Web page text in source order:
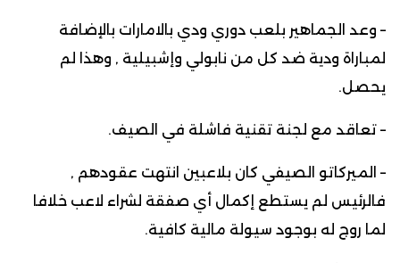
– وعد الجماهير بلعب دوري ودي بالامارات بالإضافة
لمباراة ودية ضد كل من نابولي وإشبيلية , وهذا لم
يحصل.
– تعاقد مع لجنة تقنية فاشلة في الصيف.
– الميركاتو الصيفي كان بلاعبين انتهت عقودهم ,
فالرئيس لم يستطع إكمال أي صفقة لشراء لاعب خلافا
لما روج له بوجود سيولة مالية كافية.